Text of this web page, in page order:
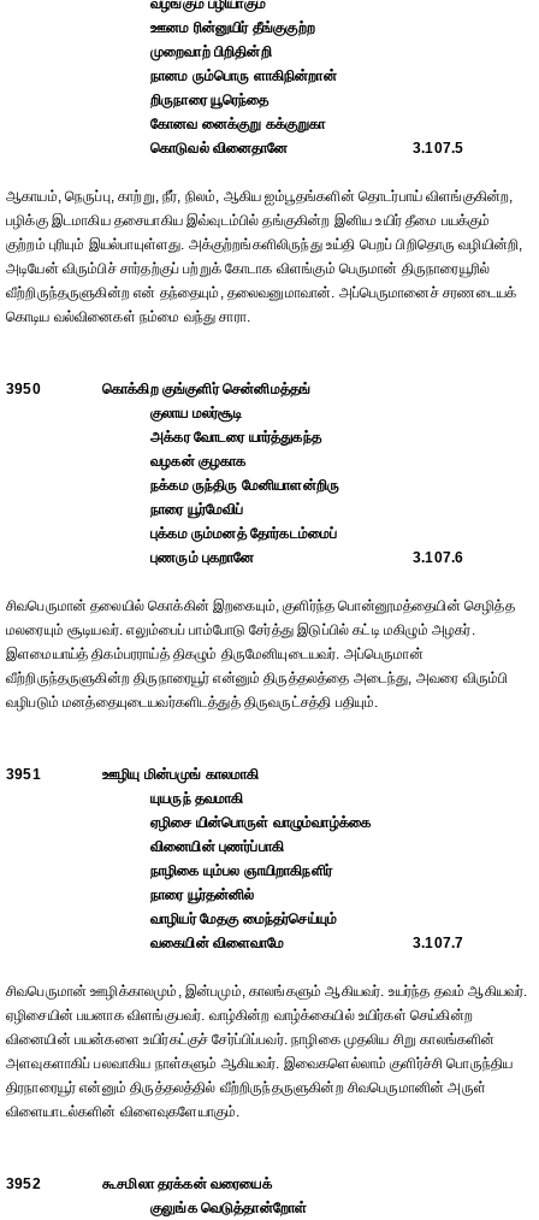
வழங்கும் பழியாகும்
ஊனம ரின்னுயிர் தீங்குகுற்ற
முறைவாற் பிறிதின்றி
நானம ரும்பொரு ளாகிநின்றான்
றிருநாரை யூரெந்தை
கோனவ னைக்குறு கக்குறுகா
கொடுவல் வினைதானே
3.107.5
ஆகாயம், நெருப்பு, காற்று, நீர், நிலம், ஆகிய ஐம்பூதங்களின் தொடர்பாய் விளங்குகின்ற,
பழிக்கு இடமாகிய தசையாகிய இவ்வுடம்பில் தங்குகின்ற இனிய உயிர் தீமை பயக்கும்
குற்றம் புரியும் இயல்பாயுள்ளது. அக்குற்றங்களிலிருந்து உய்தி பெறப் பிறிதொரு வழியின்றி,
அடியேன் விரும்பிச் சார்தற்குப் பற்றுக் கோடாக விளங்கும் பெருமான் திருநாரையூரில்
வீற்றிருந்தருளுகின்ற என் தந்தையும், தலைவனுமாவான். அப்பெருமானைச் சரணடையக்
கொடிய வல்வினைகள் நம்மை வந்து சாரா.
3950
கொக்கிற குங்குளிர் சென்னிமத்தங்
குலாய மலர்சூடி
அக்கர வோடரை யார்த்துகந்த
வழகன் குழகாக
நக்கம ருந்திரு மேனியாளன்றிரு
நாரை யூர்மேவிப்
புக்கம ரும்மனத் தோர்கடம்மைப்
புணரும் புகறானே
3.107.6
சிவபெருமான் தலையில் கொக்கின் இறகையும், குளிர்ந்த பொன்னூமத்தையின் செழித்த
மலரையும் சூடியவர். எலும்பைப் பாம்போடு சேர்த்து இடுப்பில் கட்டி மகிழும் அழகர்.
இளமையாய்த் திகம்பரராய்த் திகழும் திருமேனியுடையவர். அப்பெருமான்
வீற்றிருந்தருளுகின்ற திருநாரையூர் என்னும் திருத்தலத்தை அடைந்து, அவரை விரும்பி
வழிபடும் மனத்தையுடையவர்களிடத்துத் திருவருட்சத்தி பதியும்.
3951
ஊழியு மின்பமுங் காலமாகி
யுயருந் தவமாகி
ஏழிசை யின்பொருள் வாழும்வாழ்க்கை
வினையின் புணர்ப்பாகி
நாழிகை யும்பல ஞாயிறாகிநளிர்
நாரை யூர்தன்னில்
வாழியர் மேதகு மைந்தர்செய்யும்
வகையின் விளைவாமே
3.107.7
சிவபெருமான் ஊழிக்காலமும், இன்பமும், காலங்களும் ஆகியவர். உயர்ந்த தவம் ஆகியவர்.
ஏழிசையின் பயனாக விளங்குபவர். வாழ்கின்ற வாழ்க்கையில் உயிர்கள் செய்கின்ற
வினையின் பயன்களை உயிர்கட்குச் சேர்ப்பிப்பவர். நாழிகை முதலிய சிறு காலங்களின்
அளவுகளாகிப் பலவாகிய நாள்களும் ஆகியவர். இவைகளெல்லாம் குளிர்ச்சி பொருந்திய
திரநாரையூர் என்னும் திருத்தலத்தில் வீற்றிருந்தருளுகின்ற சிவபெருமானின் அருள்
விளையாடல்களின் விளைவுகளேயாகும்.
3952
கூசமிலா தரக்கன் வரையைக்
குலுங்க வெடுத்தான்றோள்